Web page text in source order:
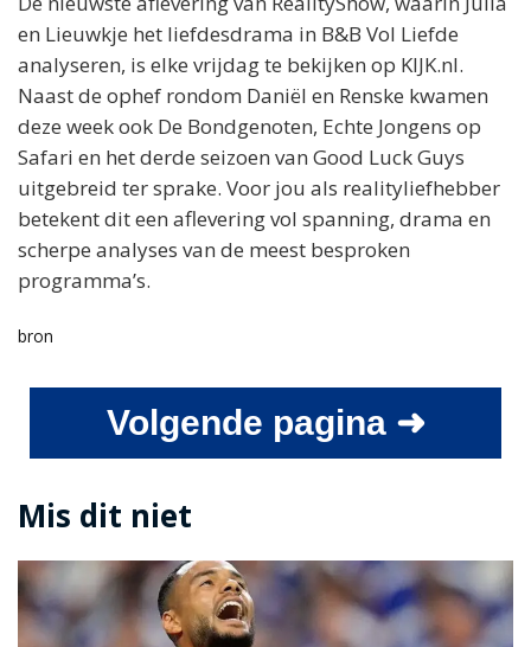
en Lieuwkje het liefdesdrama in B&B Vol Liefde
analyseren, is elke vrijdag te bekijken op KIJK.nl.
Naast de ophef rondom Daniël en Renske kwamen
deze week ook De Bondgenoten, Echte Jongens op
Safari en het derde seizoen van Good Luck Guys
uitgebreid ter sprake. Voor jou als realityliefhebber
betekent dit een aflevering vol spanning, drama en
scherpe analyses van de meest besproken
programma’s.
bron
Volgende pagina ➜
Mis dit niet